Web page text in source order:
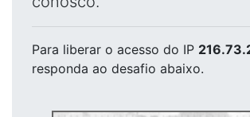
Para liberar o acesso do IP
responda ao desafio abaixo.